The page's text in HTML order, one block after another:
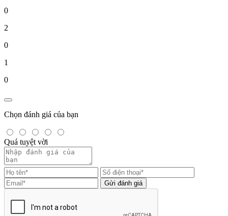
0
2
0
1
0
Chọn đánh giá của bạn
Quá tuyệt vời
Gửi đánh giá